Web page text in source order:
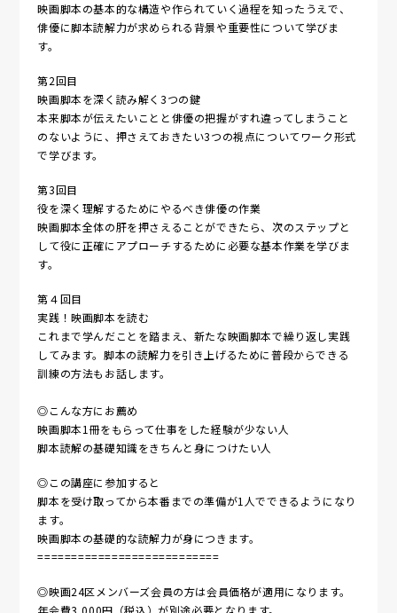
映画脚本の基本的な構造や作られていく過程を知ったうえで、
俳優に脚本読解力が求められる背景や重要性について学びま
す。
第2回目
映画脚本を深く読み解く3つの鍵
本来脚本が伝えたいことと俳優の把握がすれ違ってしまうこと
のないように、押さえておきたい3つの視点についてワーク形式
で学びます。
第3回目
役を深く理解するためにやるべき俳優の作業
映画脚本全体の肝を押さえることができたら、次のステップと
して役に正確にアプローチするために必要な基本作業を学びま
す。
第４回目
実践！映画脚本を読む
これまで学んだことを踏まえ、新たな映画脚本で繰り返し実践
してみます。脚本の読解力を引き上げるために普段からできる
訓練の方法もお話します。
◎こんな方にお薦め
映画脚本1冊をもらって仕事をした経験が少ない人
脚本読解の基礎知識をきちんと身につけたい人
◎この講座に参加すると
脚本を受け取ってから本番までの準備が1人でできるようになり
ます。
映画脚本の基礎的な読解力が身につきます。
===========================
◎映画24区メンバーズ会員の方は会員価格が適用になります。